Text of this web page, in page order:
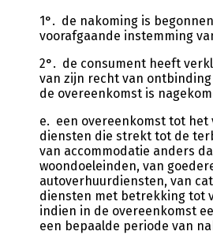
1°. de nakoming is
voorafgaande instemming
2°. de consument heeft
van zijn recht van
de overeenkomst is
e. een overeenkomst tot het
diensten die strekt tot de
van accommodatie anders
woondoeleinden, van
autoverhuurdiensten, van
diensten met betrekking tot
indien in de overeenkomst
een bepaalde periode van